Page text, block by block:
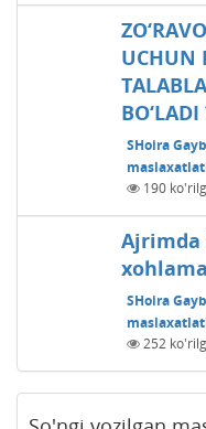
UCHUN
BO‘LADI
SHoira
190
SHoira
252